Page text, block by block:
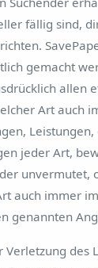
fällig sind,
gemacht
allen
Art auch
jeder Art,
unvermutet,
auch immer im
genannten
Verletzung des